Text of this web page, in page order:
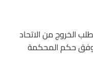
الخروج من الاتحاد
حكم المحكمة